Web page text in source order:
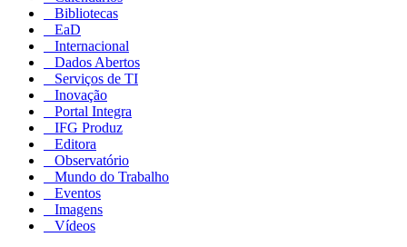
Bibliotecas
EaD
Internacional
Dados Abertos
Serviços de TI
Inovação
Portal Integra
IFG Produz
Editora
Observatório
Mundo do Trabalho
Eventos
Imagens
Vídeos